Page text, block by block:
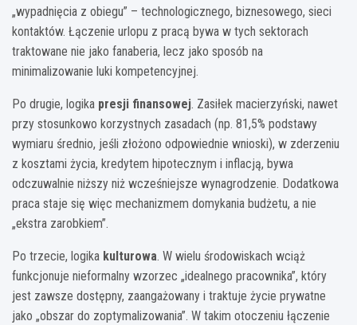
„wypadnięcia z obiegu” – technologicznego, biznesowego, sieci
kontaktów. Łączenie urlopu z pracą bywa w tych sektorach
traktowane nie jako fanaberia, lecz jako sposób na
minimalizowanie luki kompetencyjnej.
Po drugie, logika presji finansowej. Zasiłek macierzyński, nawet
przy stosunkowo korzystnych zasadach (np. 81,5% podstawy
wymiaru średnio, jeśli złożono odpowiednie wnioski), w zderzeniu
z kosztami życia, kredytem hipotecznym i inflacją, bywa
odczuwalnie niższy niż wcześniejsze wynagrodzenie. Dodatkowa
praca staje się więc mechanizmem domykania budżetu, a nie
„ekstra zarobkiem”.
Po trzecie, logika kulturowa. W wielu środowiskach wciąż
funkcjonuje nieformalny wzorzec „idealnego pracownika”, który
jest zawsze dostępny, zaangażowany i traktuje życie prywatne
jako „obszar do zoptymalizowania”. W takim otoczeniu łączenie